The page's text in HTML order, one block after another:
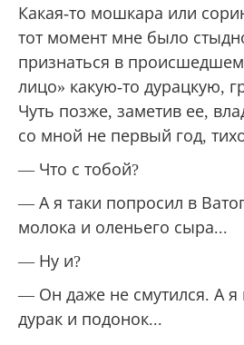
направились к машине.
делал вид, что протираю
слезы продолжали течь.
— Отец Валериан, что-то
обратился ко мне отец
Какая-то мошкара или
тот момент мне было
признаться в
лицо» какую-то дурацкую,
со мной не первый год,